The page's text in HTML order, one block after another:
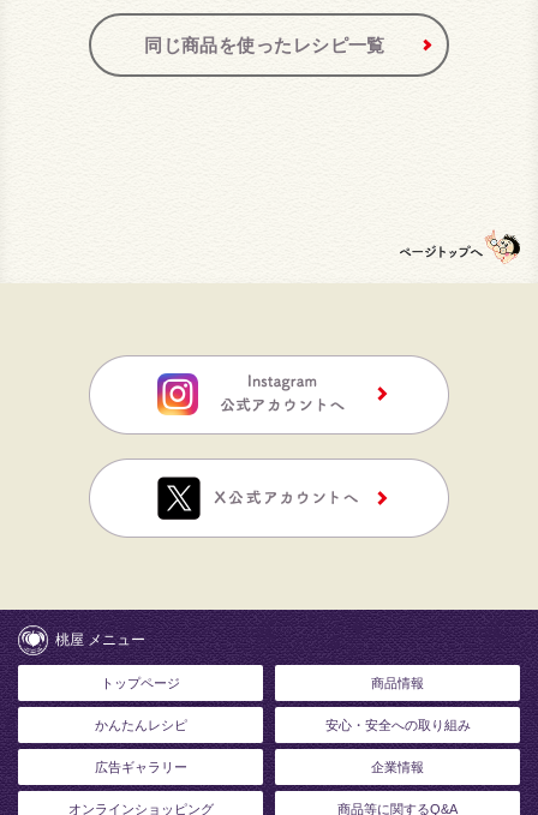
同じ商品を使ったレシピ一覧
桃屋 メニュー
トップページ 商品情報
かんたんレシピ 安心・安全への取り組み
広告ギャラリー 企業情報
オンラインショッピング 商品等に関するQ&A